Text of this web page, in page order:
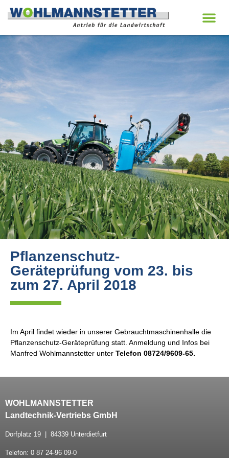
Pflanzenschutz-
Geräteprüfung vom 23. bis
zum 27. April 2018
Im April findet wieder in unserer Gebrauchtmaschinenhalle die
Pflanzenschutz-Geräteprüfung statt. Anmeldung und Infos bei
Manfred Wohlmannstetter unter Telefon 08724/9609-65.
WOHLMANNSTETTER
Landtechnik-Vertriebs GmbH
Dorfplatz 19 | 84339 Unterdietfurt
Telefon: 0 87 24-96 09-0